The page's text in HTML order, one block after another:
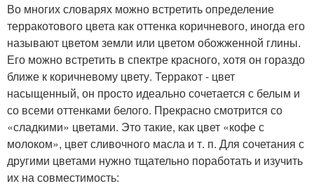
Во многих словарях можно встретить определение
терракотового цвета как оттенка коричневого, иногда его
называют цветом земли или цветом обожженной глины.
Его можно встретить в спектре красного, хотя он гораздо
ближе к коричневому цвету. Терракот - цвет
насыщенный, он просто идеально сочетается с белым и
со всеми оттенками белого. Прекрасно смотрится со
«сладкими» цветами. Это такие, как цвет «кофе с
молоком», цвет сливочного масла и т. п. Для сочетания с
другими цветами нужно тщательно поработать и изучить
их на совместимость: